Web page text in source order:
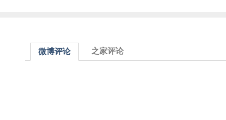
微博评论 之家评论